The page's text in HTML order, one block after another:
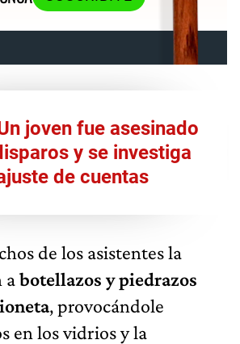
joven fue asesinado
y se investiga
de cuentas
de los asistentes la
abotellazos y piedrazos
, provocándole
en los vidrios y la